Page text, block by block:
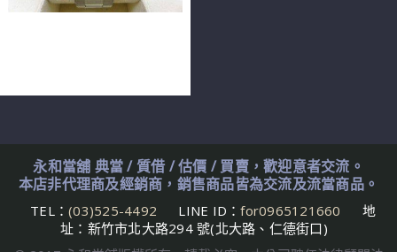
永和當舖 典當 / 質借 / 估價 / 買賣，歡迎意者交流。
本店非代理商及經銷商，銷售商品皆為交流及流當商品。
TEL： (03)525-4492 LINE ID：for0965121660
地
址：新竹市北大路294 號(北大路、仁德街口)